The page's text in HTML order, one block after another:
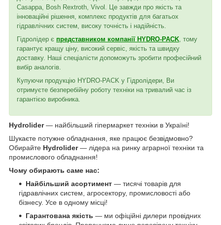
Casappa, Bosh Rextroth, Vivol. Це завжди про якість та
інноваційні рішення, комплекс продуктів для багатьох
гідравлічних систем, високу точність і надійність.
Гідролідер є представником компанії HYDRO-PACK , тому
гарантує кращу ціну, високий сервіс, якість та швидку
доставку. Наші спеціалісти допоможуть зробити професійний
вибір аналогів.
Купуючи продукцію HYDRO-PACK у Гідролідери, Ви
отримуєте безперебійну роботу техніки на тривалий час із
гарантією виробника.
Hydrolider— найбільший гіпермаркет техніки в Україні!
Шукаєте потужне обладнання, яке працює безвідмовно?
Обирайте Hydrolider— лідера на ринку аграрної техніки та
промислового обладнання!
Чому обирають саме нас:
Найбільший асортимент — тисячі товарів для
гідравлічних систем, агросектору, промисловості або
бізнесу. Усе в одному місці!
Гарантована якість — ми офіційні дилери провідних